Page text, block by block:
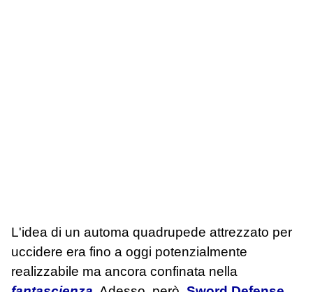
L'idea di un automa quadrupede attrezzato per
uccidere era fino a oggi potenzialmente
realizzabile ma ancora confinata nella